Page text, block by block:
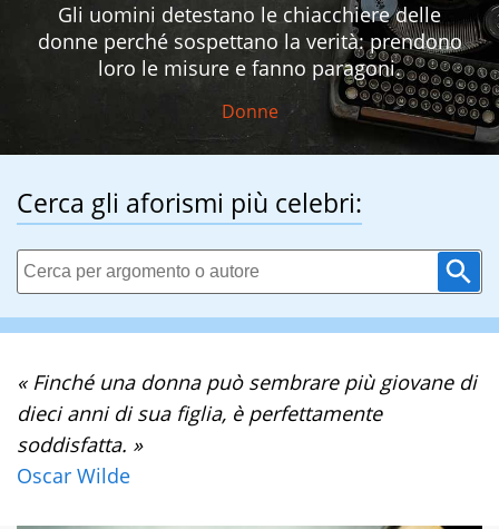
Gli uomini detestano le chiacchiere delle
donne perché sospettano la verità: prendono
loro le misure e fanno paragoni.
Donne
Cerca gli aforismi più celebri:
« Finché una donna può sembrare più giovane di
dieci anni di sua figlia, è perfettamente
soddisfatta. »
Oscar Wilde